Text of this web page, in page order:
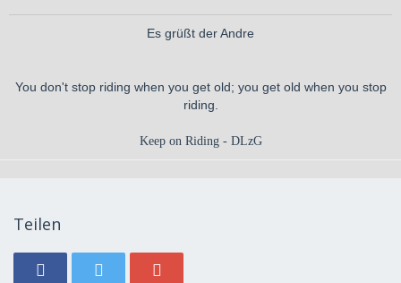
Es grüßt der Andre
You don't stop riding when you get old; you get old when you stop
riding.
Keep on Riding - DLzG
Teilen